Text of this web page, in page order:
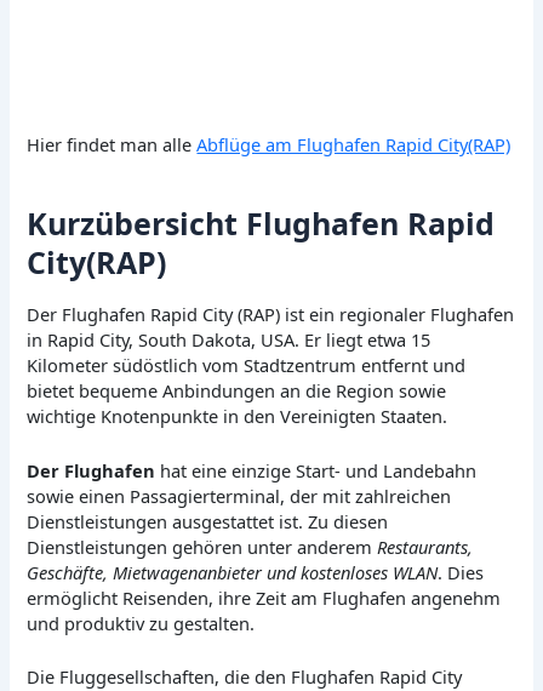
Hier findet man alleAbflüge am Flughafen Rapid City(RAP)
Kurzübersicht Flughafen Rapid
City(RAP)
Der Flughafen Rapid City (RAP) ist ein regionaler Flughafen
in Rapid City, South Dakota, USA. Er liegt etwa 15
Kilometer südöstlich vom Stadtzentrum entfernt und
bietet bequeme Anbindungen an die Region sowie
wichtige Knotenpunkte in den Vereinigten Staaten.
Der Flughafen hat eine einzige Start- und Landebahn
sowie einen Passagierterminal, der mit zahlreichen
Dienstleistungen ausgestattet ist. Zu diesen
Dienstleistungen gehören unter anderem Restaurants,
Geschäfte, Mietwagenanbieter und kostenloses WLAN. Dies
ermöglicht Reisenden, ihre Zeit am Flughafen angenehm
und produktiv zu gestalten.
Die Fluggesellschaften, die den Flughafen Rapid City